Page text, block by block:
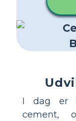
I dag er
cement,